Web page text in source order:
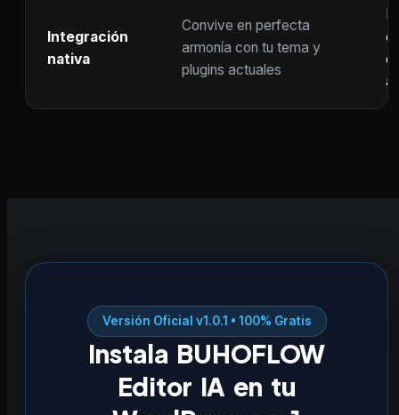
Integración
nativa
Convive en perfecta
armonía con tu tema y
plugins actuales
Versión Oficial v1.0.1 • 100% Gratis
Instala BUHOFLOW
Editor IA en tu